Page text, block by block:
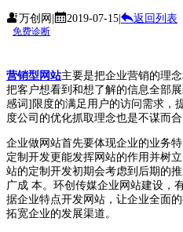
免费诊断
万创网 2019-07-15 返回列表
营销型网站主要是把企业营销的理
把客户想看到和想了解的信息全部
感词]限度的满足用户的访问需求，
度公司的优化抓取理念也是不谋而合
企业做网站首先要体现企业的业务
定制开发更能发挥网站的作用并树
站的定制开发初期会考虑到后期的
广成 本。环创传媒企业网站建设，
据企业特点开发网站，让企业全面
拓宽企业的发展渠道。